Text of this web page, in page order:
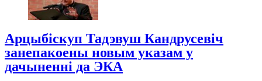
Арцыбіскуп Тадэвуш Кандрусевіч
занепакоены новым указам у
дачыненні да ЭКА